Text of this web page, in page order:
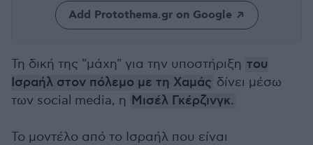
Add Protothema.gr on Google
Τη δική της "μάχη" για την υποστήριξη του
Ισραήλ στον πόλεμο με τη Χαμάς δίνει μέσω
των social media, η Μισέλ Γκέρζινγκ.
Το μοντέλο από το Ισραήλ που είναι